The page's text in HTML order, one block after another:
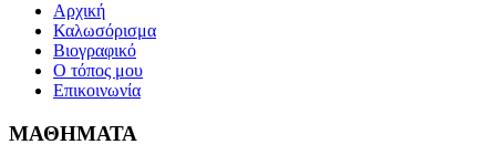
Αρχική
Καλωσόρισμα
Βιογραφικό
Ο τόπος μου
Επικοινωνία
ΜΑΘΗΜΑΤΑ